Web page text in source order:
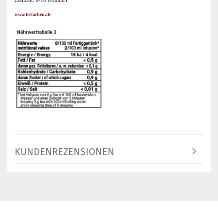
www.teefarben.de
KUNDENREZENSIONEN